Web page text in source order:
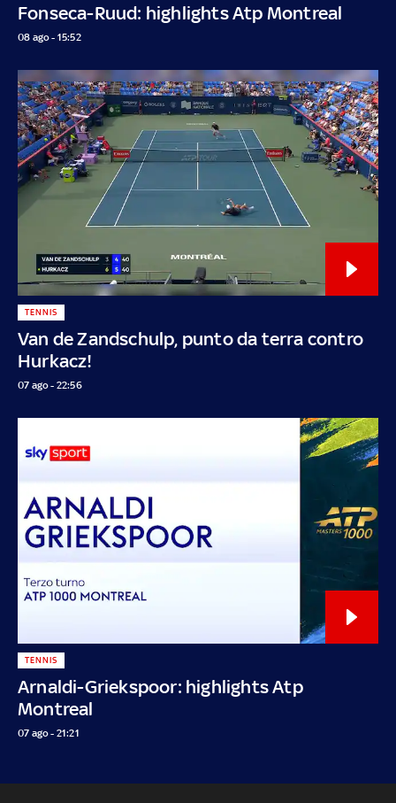
Fonseca-Ruud: highlights Atp Montreal
08 ago - 15:52
Van de Zandschulp, punto da terra contro
Hurkacz!
TENNIS
07 ago - 22:56
Arnaldi-Griekspoor: highlights Atp
Montreal
TENNIS
07 ago - 21:21